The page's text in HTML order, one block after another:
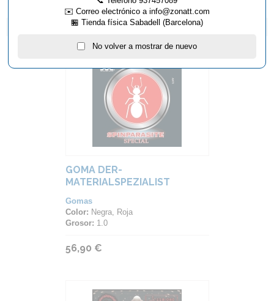
ARTÍCULOS QUE TE PUEDEN INTERESAR...
GOMA DER-
MATERIALSPEZIALIST
Gomas
Color: Negra, Roja
Grosor: 1.0
56,90 €
✉️ Correo electrónico a info@zonatt.com
🏪 Tienda física Sabadell (Barcelona)
No volver a mostrar de nuevo